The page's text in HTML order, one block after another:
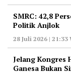
‎SMRC: 42,8
Politik Anjlok
28 Juli 2026 | 21:33
‎Jelang Kongres
Ganesa Bukan